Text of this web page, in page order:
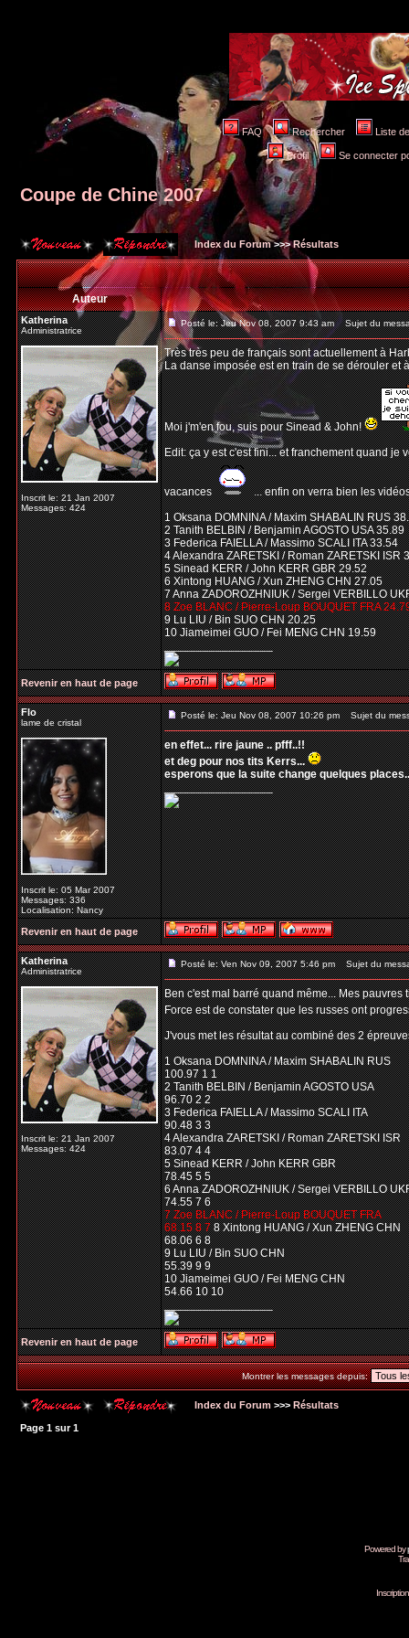
FAQ Rechercher Liste
Profil Se connecter
Coupe de Chine 2007
Index du Forum>>>Résultats
Auteur
Katherina
Administratrice
Inscrit le: 21 Jan 2007
Messages: 424
Posté le: Jeu Nov 08, 2007 9:43 am Sujet du
Très très peu de français sont actuellement à
La danse imposée est en train de se dérouler et
Moi j'm'en fou, suis pour Sinead & John!
Edit: ça y est c'est fini... et franchement quand je
vacances
... enfin on verra bien les
1 Oksana DOMNINA / Maxim SHABALIN RUS
2 Tanith BELBIN / Benjamin AGOSTO USA 35.89
3 Federica FAIELLA / Massimo SCALI ITA 33.54
4 Alexandra ZARETSKI / Roman ZARETSKI ISR
5 Sinead KERR / John KERR GBR 29.52
6 Xintong HUANG / Xun ZHENG CHN 27.05
7 Anna ZADOROZHNIUK / Sergei VERBILLO
8 Zoe BLANC / Pierre-Loup BOUQUET FRA
9 Lu LIU / Bin SUO CHN 20.25
10 Jiameimei GUO / Fei MENG CHN 19.59
_________________
Revenir en haut de page
Flo
lame de cristal
Inscrit le: 05 Mar 2007
Messages: 336
Localisation: Nancy
Posté le: Jeu Nov 08, 2007 10:26 pm Sujet du
en effet... rire jaune .. pfff..!!
et deg pour nos tits Kerrs...
esperons que la suite change quelques
_________________
Revenir en haut de page
Katherina
Administratrice
Inscrit le: 21 Jan 2007
Messages: 424
Posté le: Ven Nov 09, 2007 5:46 pm Sujet du
Ben c'est mal barré quand même... Mes pauvres
Force est de constater que les russes ont
J'vous met les résultat au combiné des 2
1 Oksana DOMNINA / Maxim SHABALIN RUS
100.97 1 1
2 Tanith BELBIN / Benjamin AGOSTO USA
96.70 2 2
3 Federica FAIELLA / Massimo SCALI ITA
90.48 3 3
4 Alexandra ZARETSKI / Roman ZARETSKI ISR
83.07 4 4
5 Sinead KERR / John KERR GBR
78.45 5 5
6 Anna ZADOROZHNIUK / Sergei VERBILLO
74.55 7 6
7 Zoe BLANC / Pierre-Loup BOUQUET FRA
68.15 8 78 Xintong HUANG / Xun ZHENG CHN
68.06 6 8
9 Lu LIU / Bin SUO CHN
55.39 9 9
10 Jiameimei GUO / Fei MENG CHN
54.66 10 10
_________________
Revenir en haut de page
Montrer les messages depuis:
Index du Forum >>> Résultats
Page 1 sur1
Powered by